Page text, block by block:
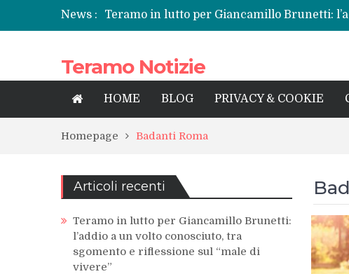
News :
Teramo in lutto per Giancamillo Brunetti:
sgomento e riflessione sul “male di vivere”
Centrissimo: non solo festa, ma un treno
Tortoreto, l’alluvione e i sottopassi tra
Prefettura di Teramo, una nuova guida:
Teramo Notizie
HOME BLOG PRIVACY & COOKIE
Homepage Badanti Roma
Articoli recenti
Teramo in lutto per Giancamillo Brunetti:
l’addio a un volto conosciuto, tra
sgomento e riflessione sul “male di
vivere”